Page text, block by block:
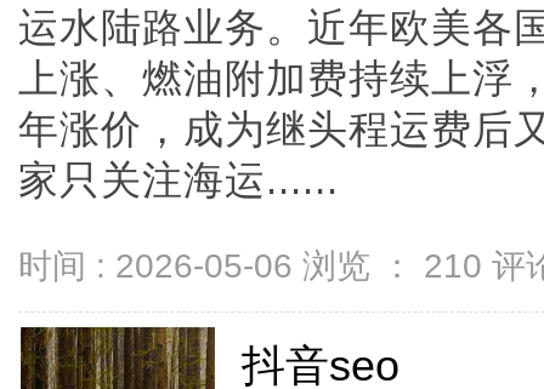
运水陆路业务。近年欧美各
上涨、燃油附加费持续上浮
年涨价，成为继头程运费后
家只关注海运......
时间 : 2026-05-06 浏览 ： 210 评
抖音seo